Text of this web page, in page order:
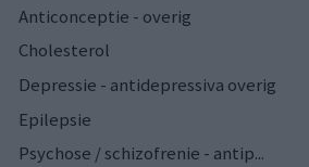
Anticonceptie - overig
Cholesterol
Depressie - antidepressiva overig
Epilepsie
Psychose / schizofrenie - antip...